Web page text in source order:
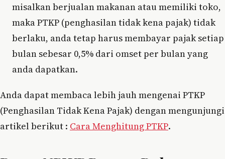
misalkan berjualan makanan atau memiliki toko,
maka PTKP (penghasilan tidak kena pajak) tidak
berlaku, anda tetap harus membayar pajak setiap
bulan sebesar 0,5% dari omset per bulan yang
anda dapatkan.
Anda dapat membaca lebih jauh mengenai PTKP
(Penghasilan Tidak Kena Pajak) dengan mengunjungi
artikel berikut : Cara Menghitung PTKP.